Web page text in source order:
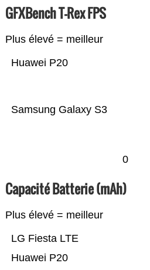
GFXBench T-Rex FPS
Plus élevé = meilleur
Samsung Galaxy S3
Huawei P20
0
Capacité Batterie (mAh)
Plus élevé = meilleur
Huawei P20
LG Fiesta LTE